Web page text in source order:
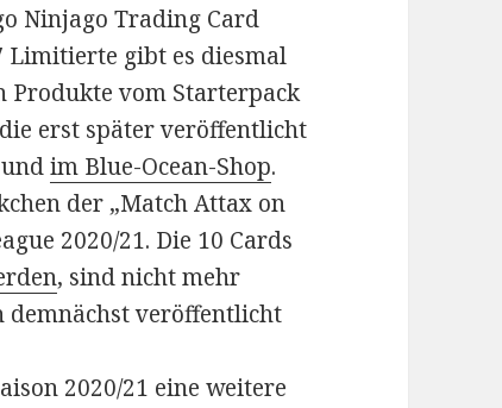
Ninjago Trading Card
Limitierte gibt es diesmal
Produkte vom Starterpack
erst später veröffentlicht
undim Blue-Ocean-Shop.
der „Match Attax on
2020/21. Die 10 Cards
, sind nicht mehr
veröffentlicht
2020/21 eine weitere